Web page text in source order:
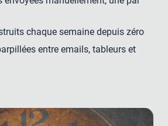
chaque semaine depuis zéro
entre emails, tableurs et